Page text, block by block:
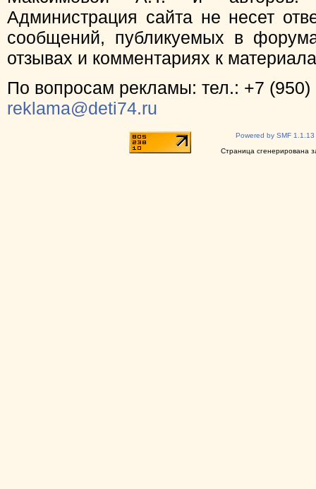
Администрация сайта не несет
сообщений, публикуемых в
отзывах и комментариях к
По вопросам рекламы: тел.: +7 (950)
reklama@deti74.ru
Powered by SMF 1.1.13
Страница сгенерирована